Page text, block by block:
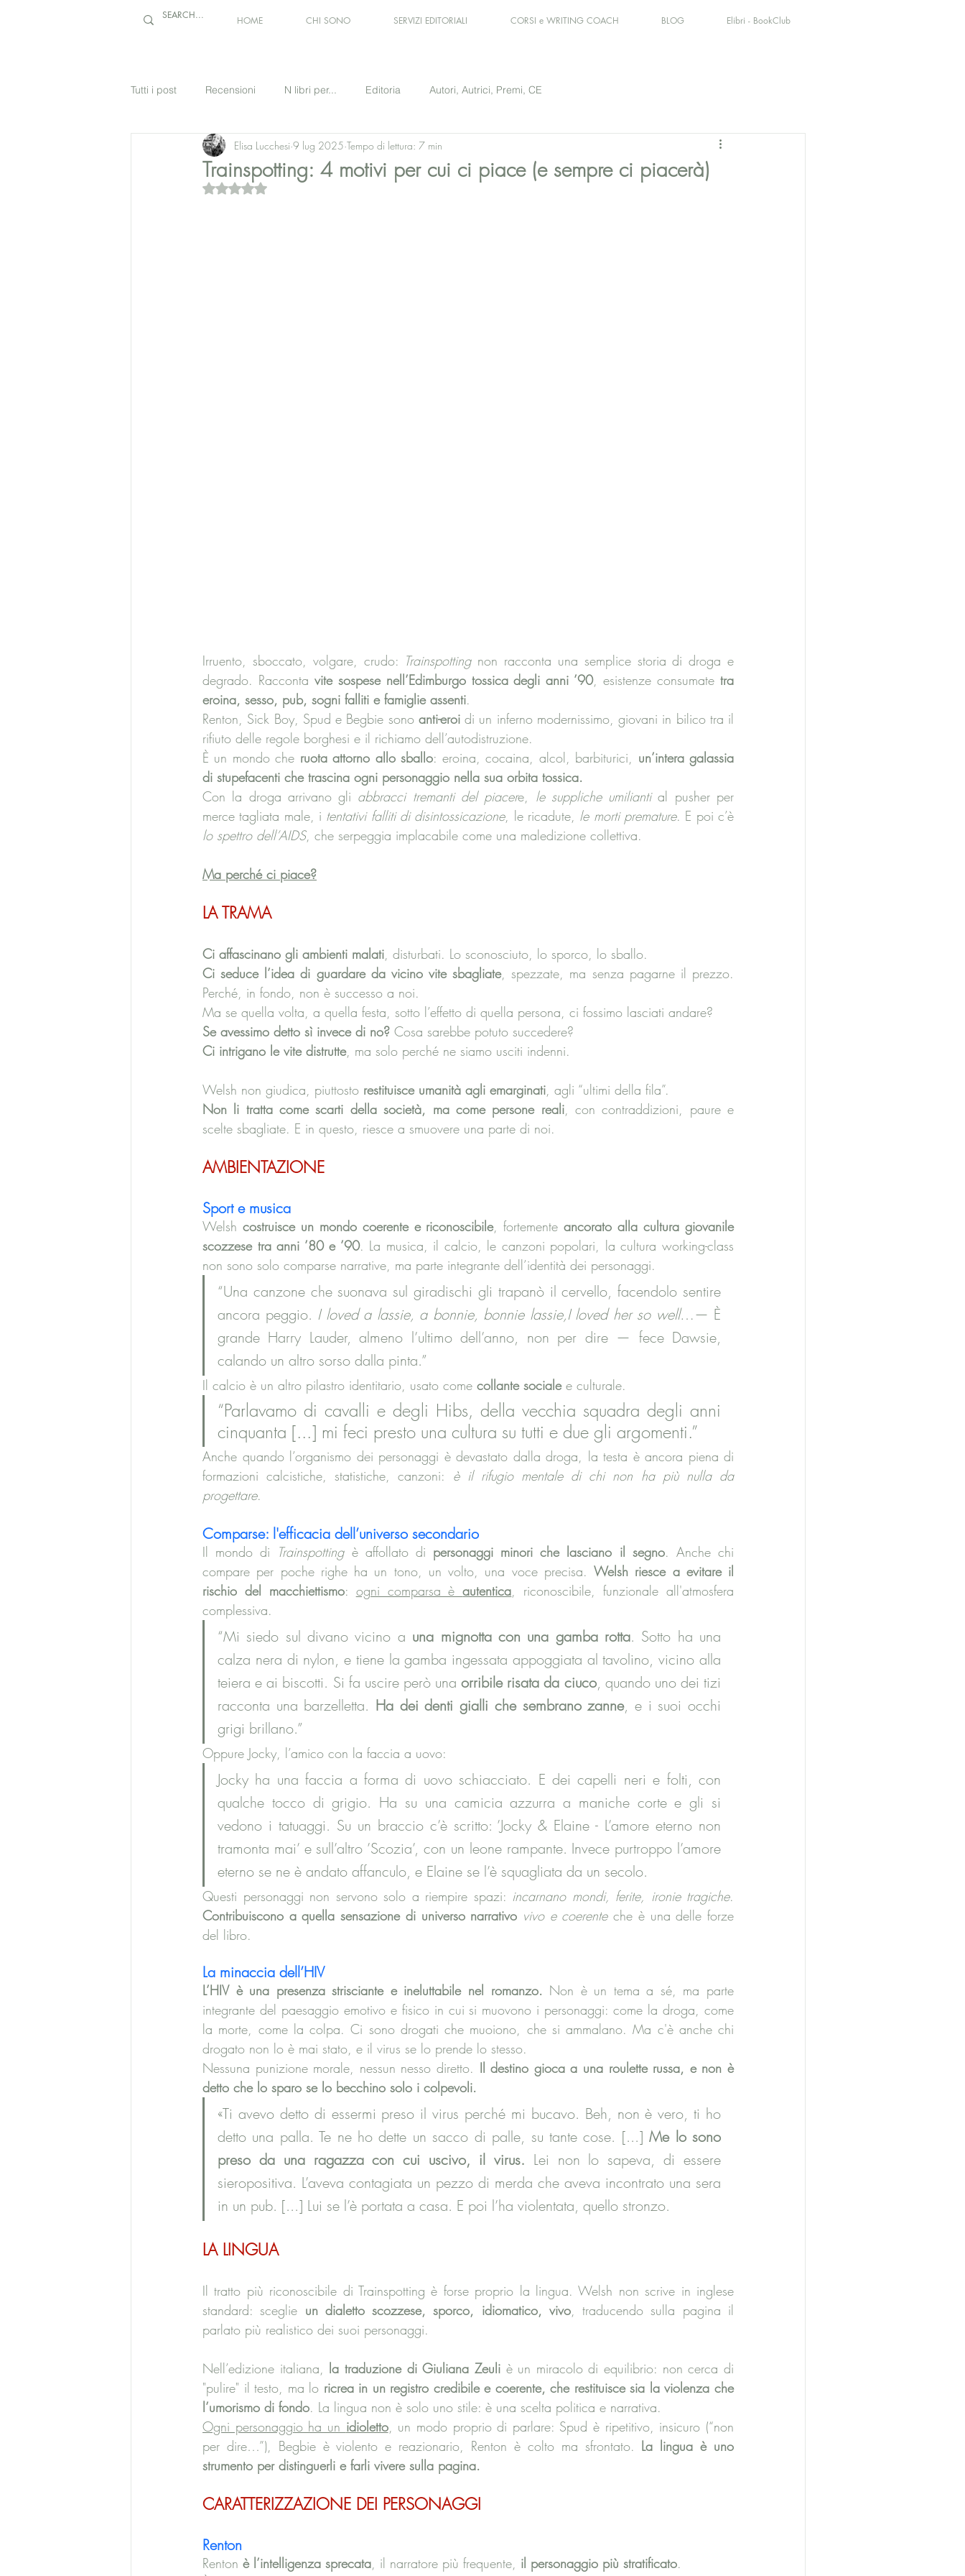
HOME CHI SONO SERVIZI EDITORIALI CORSI e WRITING COACH BLOG Elibri - BookClub
Tutti i post Recensioni N libri per... Editoria Autori, Autrici, Premi, CE
Trainspotting: 4 motivi per cui ci piace (e sempre ci piacerà)
Elisa Lucchesi 9 lug 2025 Tempo di lettura: 7 min
Valutazione NaN stelle su 5.
Irruento, sboccato, volgare, crudo: Trainspotting non racconta una semplice storia di droga e
degrado. Racconta vite sospese nell’Edimburgo tossica degli anni ’90, esistenze consumate tra
eroina, sesso, pub, sogni falliti e famiglie assenti.
Renton, Sick Boy, Spud e Begbie sono anti-eroi di un inferno modernissimo, giovani in bilico tra il
rifiuto delle regole borghesi e il richiamo dell’autodistruzione.
È un mondo che ruota attorno allo sballo: eroina, cocaina, alcol, barbiturici, un’intera galassia
di stupefacenti che trascina ogni personaggio nella sua orbita tossica.
Con la droga arrivano gli abbracci tremanti del piacere, le suppliche umilianti al pusher per
merce tagliata male, i tentativi falliti di disintossicazione, le ricadute, le morti premature. E poi c’è
lo spettro dell’AIDS, che serpeggia implacabile come una maledizione collettiva.
Ma perché ci piace?
LA TRAMA
Ci affascinano gli ambienti malati, disturbati. Lo sconosciuto, lo sporco, lo sballo.
Ci seduce l’idea di guardare da vicino vite sbagliate, spezzate, ma senza pagarne il prezzo.
Perché, in fondo, non è successo a noi.
Ma se quella volta, a quella festa, sotto l’effetto di quella persona, ci fossimo lasciati andare?
Se avessimo detto sì invece di no? Cosa sarebbe potuto succedere?
Ci intrigano le vite distrutte, ma solo perché ne siamo usciti indenni.
Welsh non giudica, piuttosto restituisce umanità agli emarginati, agli “ultimi della fila”.
Non li tratta come scarti della società, ma come persone reali, con contraddizioni, paure e
scelte sbagliate. E in questo, riesce a smuovere una parte di noi.
AMBIENTAZIONE
Sport e musica
Welsh costruisce un mondo coerente e riconoscibile, fortemente ancorato alla cultura giovanile
scozzese tra anni ’80 e ’90. La musica, il calcio, le canzoni popolari, la cultura working-class
non sono solo comparse narrative, ma parte integrante dell’identità dei personaggi.
“Una canzone che suonava sul giradischi gli trapanò il cervello, facendolo sentire
ancora peggio. I loved a lassie, a bonnie, bonnie lassie,I loved her so well…— È
grande Harry Lauder, almeno l’ultimo dell’anno, non per dire — fece Dawsie,
calando un altro sorso dalla pinta.”
Il calcio è un altro pilastro identitario, usato come collante sociale e culturale.
“Parlavamo di cavalli e degli Hibs, della vecchia squadra degli anni
cinquanta [...] mi feci presto una cultura su tutti e due gli argomenti.”
Anche quando l’organismo dei personaggi è devastato dalla droga, la testa è ancora piena di
formazioni calcistiche, statistiche, canzoni: è il rifugio mentale di chi non ha più nulla da
progettare.
Comparse: l'efficacia dell’universo secondario
Il mondo di Trainspotting è affollato di personaggi minori che lasciano il segno. Anche chi
compare per poche righe ha un tono, un volto, una voce precisa. Welsh riesce a evitare il
rischio del macchiettismo: ogni comparsa è autentica, riconoscibile, funzionale all'atmosfera
complessiva.
“Mi siedo sul divano vicino a una mignotta con una gamba rotta. Sotto ha una
calza nera di nylon, e tiene la gamba ingessata appoggiata al tavolino, vicino alla
teiera e ai biscotti. Si fa uscire però una orribile risata da ciuco, quando uno dei tizi
racconta una barzelletta. Ha dei denti gialli che sembrano zanne, e i suoi occhi
grigi brillano.”
Oppure Jocky, l’amico con la faccia a uovo:
Jocky ha una faccia a forma di uovo schiacciato. E dei capelli neri e folti, con
qualche tocco di grigio. Ha su una camicia azzurra a maniche corte e gli si
vedono i tatuaggi. Su un braccio c’è scritto: ’Jocky & Elaine - L’amore eterno non
tramonta mai’ e sull’altro ’Scozia’, con un leone rampante. Invece purtroppo l’amore
eterno se ne è andato affanculo, e Elaine se l’è squagliata da un secolo.
Questi personaggi non servono solo a riempire spazi: incarnano mondi, ferite, ironie tragiche
Contribuiscono a quella sensazione di universo narrativo vivo e coerente che è una delle forze
del libro.
La minaccia dell’HIV
L’HIV è una presenza strisciante e ineluttabile nel romanzo. Non è un tema a sé, ma parte
integrante del paesaggio emotivo e fisico in cui si muovono i personaggi: come la droga, come
la morte, come la colpa. Ci sono drogati che muoiono, che si ammalano. Ma c'è anche chi
drogato non lo è mai stato, e il virus se lo prende lo stesso.
Nessuna punizione morale, nessun nesso diretto. Il destino gioca a una roulette russa, e non è
detto che lo sparo se lo becchino solo i colpevoli.
«Ti avevo detto di essermi preso il virus perché mi bucavo. Beh, non è vero, ti ho
detto una palla. Te ne ho dette un sacco di palle, su tante cose. [...] Me lo sono
preso da una ragazza con cui uscivo, il virus. Lei non lo sapeva, di essere
sieropositiva. L’aveva contagiata un pezzo di merda che aveva incontrato una sera
in un pub. [...] Lui se l’è portata a casa. E poi l’ha violentata, quello stronzo.
LA LINGUA
Il tratto più riconoscibile di Trainspotting è forse proprio la lingua. Welsh non scrive in inglese
standard: sceglie un dialetto scozzese, sporco, idiomatico, vivo, traducendo sulla pagina il
parlato più realistico dei suoi personaggi.
Nell’edizione italiana, la traduzione di Giuliana Zeuli è un miracolo di equilibrio: non cerca di
"pulire" il testo, ma lo ricrea in un registro credibile e coerente, che restituisce sia la violenza che
l’umorismo di fondo. La lingua non è solo uno stile: è una scelta politica e narrativa.
Ogni personaggio ha un idioletto, un modo proprio di parlare: Spud è ripetitivo, insicuro (“non
per dire…”), Begbie è violento e reazionario, Renton è colto ma sfrontato. La lingua è uno
strumento per distinguerli e farli vivere sulla pagina.
CARATTERIZZAZIONE DEI PERSONAGGI
Renton
Renton è l’intelligenza sprecata, il narratore più frequente, il personaggio più stratificato.